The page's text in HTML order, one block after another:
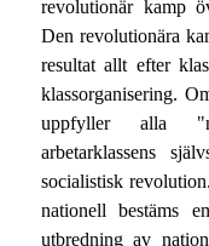
revolutionär kamp
Den revolutionära
resultat allt efter
klassorganisering.
uppfyller alla
arbetarklassens
socialistisk
nationell bestäms
utbredning av